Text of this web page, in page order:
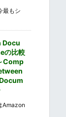
最もシ
Docu
の比較
Comp
Amazon